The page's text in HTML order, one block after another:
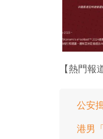
【熱門報
公安
港男